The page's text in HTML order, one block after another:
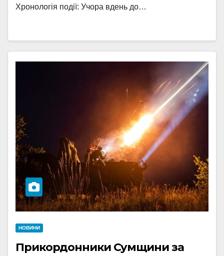
Хронологія події: Учора вдень до…
НОВИНИ
Прикордонники Сумщини за